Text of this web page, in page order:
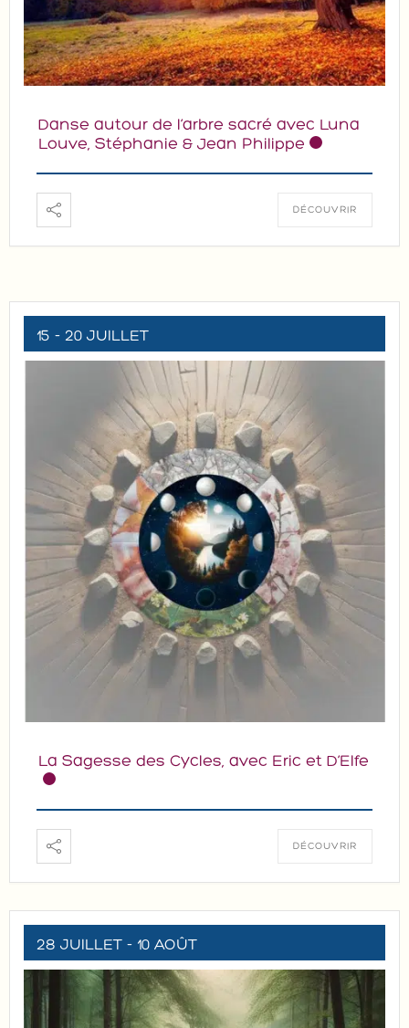
Danse autour de l’arbre sacré avec Luna
Louve, Stéphanie & Jean Philippe
DÉCOUVRIR
15 - 20 JUILLET
La Sagesse des Cycles, avec Eric et D’Elfe
DÉCOUVRIR
28 JUILLET - 10 AOÛT